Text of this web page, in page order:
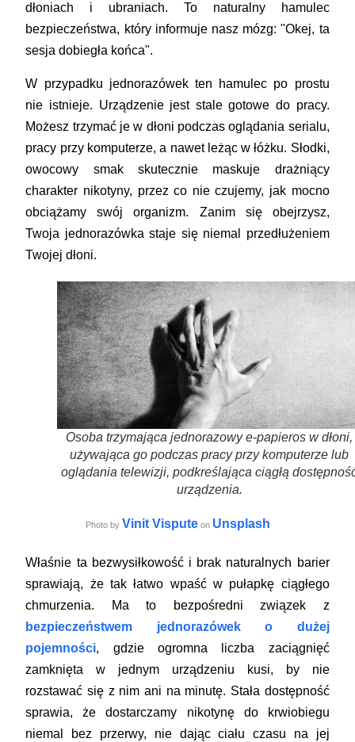
dłoniach i ubraniach. To naturalny hamulec
bezpieczeństwa, który informuje nasz mózg: "Okej, ta
sesja dobiegła końca".
W przypadku jednorazówek ten hamulec po prostu
nie istnieje. Urządzenie jest stale gotowe do pracy.
Możesz trzymać je w dłoni podczas oglądania serialu,
pracy przy komputerze, a nawet leżąc w łóżku. Słodki,
owocowy smak skutecznie maskuje drażniący
charakter nikotyny, przez co nie czujemy, jak mocno
obciążamy swój organizm. Zanim się obejrzysz,
Twoja jednorazówka staje się niemal przedłużeniem
Twojej dłoni.
Osoba trzymająca jednorazowy e-papieros w dłoni,
używająca go podczas pracy przy komputerze lub
oglądania telewizji, podkreślająca ciągłą
urządzenia.
Photo by Vinit Visputeon Unsplash
Właśnie ta bezwysiłkowość i brak naturalnych barier
sprawiają, że tak łatwo wpaść w pułapkę ciągłego
chmurzenia. Ma to bezpośredni związek z
bezpieczeństwem jednorazówek o dużej
pojemności, gdzie ogromna liczba zaciągnięć
zamknięta w jednym urządzeniu kusi, by nie
rozstawać się z nim ani na minutę. Stała dostępność
sprawia, że dostarczamy nikotynę do krwiobiegu
niemal bez przerwy, nie dając ciału czasu na jej